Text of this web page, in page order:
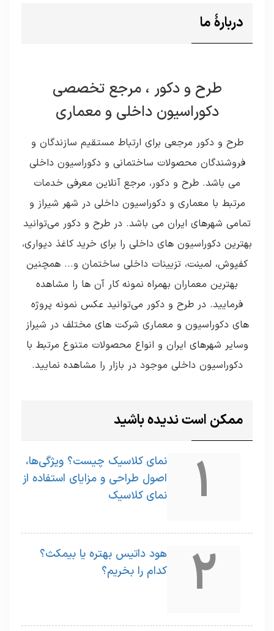
دربارۀ ما
طرح و دکور ، مرجع تخصصی
دکوراسیون داخلی و معماری
طرح و دکور مرجعی برای ارتباط مستقیم سازندگان و
فروشندگان محصولات ساختمانی و دکوراسیون داخلی
می باشد. طرح و دکور، مرجع آنلاین معرفی خدمات
مرتبط با معماری و دکوراسیون داخلی در شهر شیراز و
تمامی شهرهای ایران می باشد. در طرح و دکور می‌توانید
بهترین دکوراسیون های داخلی را برای خرید کاغذ دیواری،
کفپوش، لمینت، تزیینات داخلی ساختمان و... همچنین
بهترین معماران بهمراه نمونه کار آن ها را مشاهده
فرمایید. در طرح و دکور می‌توانید عکس نمونه پروژه
های دکوراسیون و معماری شرکت های مختلف در شیراز
وسایر شهرهای ایران و انواع محصولات متنوع مرتبط با
دکوراسیون داخلی موجود در بازار را مشاهده نمایید.
ممکن است ندیده باشید
1
نمای کلاسیک چیست؟ ویژگی‌ها،
اصول طراحی و مزایای استفاده از
نمای کلاسیک
2
هود داتیس بهتره یا بیمکث؟
کدام را بخریم؟